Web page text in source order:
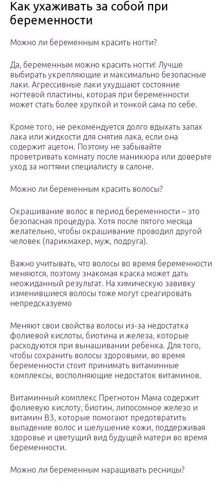
Как ухаживать за собой при
беременности
Можно ли беременным красить ногти?
Да, беременным можно красить ногти! Лучше
выбирать укрепляющие и максимально безопасные
лаки. Агрессивные лаки ухудшают состояние
ногтевой пластины, которая при беременности
может стать более хрупкой и тонкой сама по себе.
Кроме того, не рекомендуется долго вдыхать запах
лака или жидкости для снятия лака, если она
содержит ацетон. Поэтому не забывайте
проветривать комнату после маникюра или доверьте
уход за ногтями специалисту в салоне.
Можно ли беременным красить волосы?
Окрашивание волос в период беременности – это
безопасная процедура. Хотя после пятого месяца
желательно, чтобы окрашивание проводил другой
человек (парикмахер, муж, подруга).
Важно учитывать, что волосы во время беременности
меняются, поэтому знакомая краска может дать
неожиданный результат. На химическую завивку
изменившиеся волосы тоже могут среагировать
непредсказуемо
Меняют свои свойства волосы из-за недостатка
фолиевой кислоты, биотина и железа, которые
расходуются при вынашивании ребенка. Для того,
чтобы сохранить волосы здоровыми, во время
беременности стоит принимать витаминные
комплексы, восполняющие недостаток витаминов.
Витаминный комплекс Прегнотон Мама содержит
фолиевую кислоту, биотин, липосомное железо и
витамин В3, которые помогают предотвратить
выпадение волос и шелушение кожи, поддерживая
здоровье и цветущий вид будущей матери во время
беременности.
Можно ли беременным наращивать ресницы?